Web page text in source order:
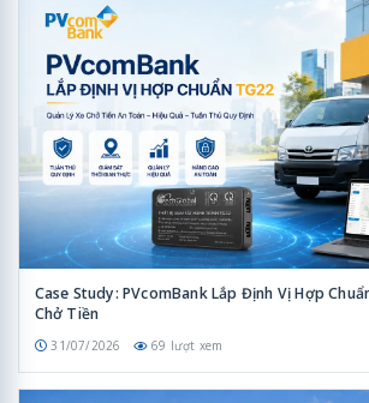
Case Study: PVcomBank Lắp Định Vị Hợp
Chở Tiền
31/07/2026 69 lượt xem